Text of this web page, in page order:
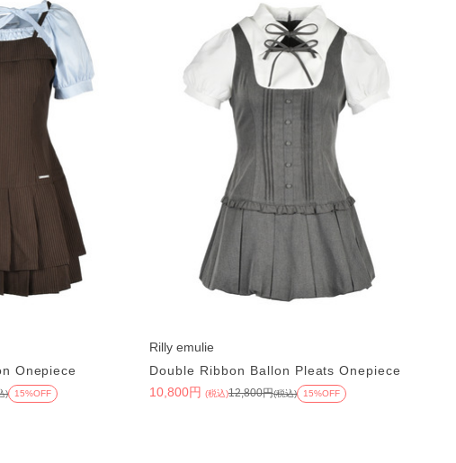
Onepiece
) 15%OFF
Rilly emulie
Double Ribbon Ballon Pleats Onepiece
10,800円 (税込)12,800円(税込) 15%OFF